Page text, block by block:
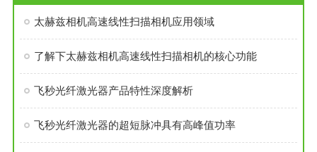
太赫兹相机高速线性扫描相机应用领域
了解下太赫兹相机高速线性扫描相机的核心功能
飞秒光纤激光器产品特性深度解析
飞秒光纤激光器的超短脉冲具有高峰值功率